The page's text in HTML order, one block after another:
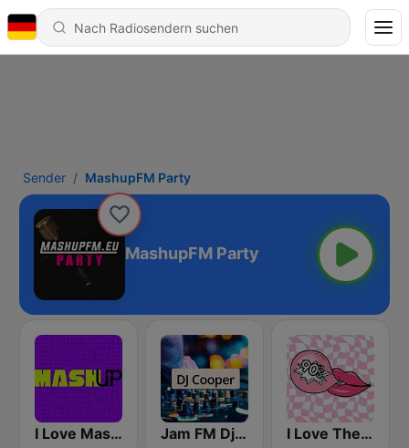
Sender MashupFM Party
MashupFM Party
I Love Mashup Jam FM Dj Cooper I Love The 90s